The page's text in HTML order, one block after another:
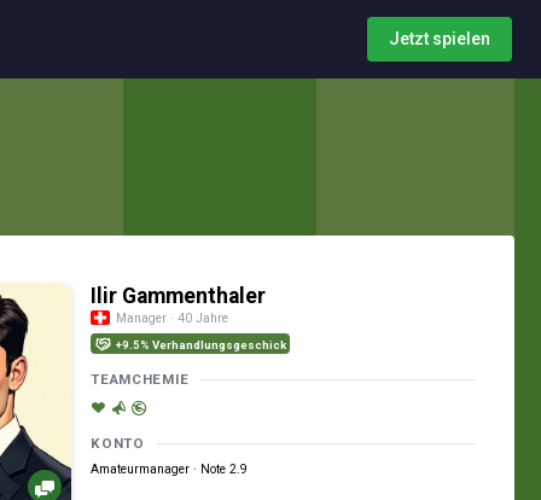
Jetzt spielen
Ilir Gammenthaler
Manager · 40 Jahre
+9.5% Verhandlungsgeschick
TEAMCHEMIE
KONTO
Amateurmanager · Note 2.9